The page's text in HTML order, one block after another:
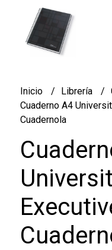
Inicio Librería
Cuaderno A4
Cuadernola